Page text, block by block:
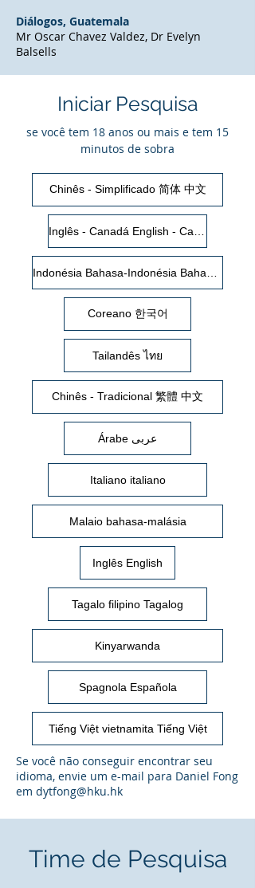
Diálogos, Guatemala
Mr Oscar Chavez Valdez, Dr Evelyn
Balsells
Iniciar Pesquisa
se você tem 18 anos ou mais e tem 15
minutos de sobra
Chinês - Simplificado 简体 中文
Coreano 한국어
Tailandês ไทย
Chinês - Tradicional 繁體 中文
Árabe عربى
Italiano italiano
Malaio bahasa-malásia
Inglês English
Tagalo filipino Tagalog
Kinyarwanda
Spagnola Española
Tiếng Việt vietnamita Tiếng Việt
Se você não conseguir encontrar seu
idioma, envie um e-mail para Daniel Fong
em dytfong@hku.hk
Time de Pesquisa